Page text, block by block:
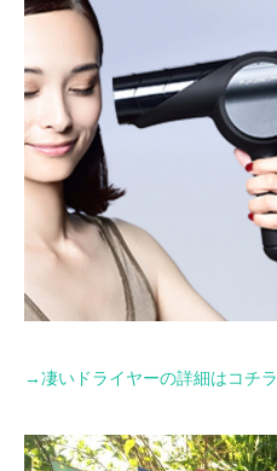
→凄いドライヤーの詳細はコチラ